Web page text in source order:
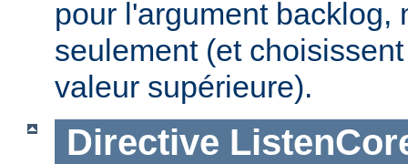
pour l'argument backlog,
seulement (et
valeur supérieure).
Directive